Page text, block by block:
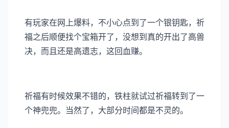
有玩家在网上爆料，不小心点到了一个银钥匙，祈
福之后顺便找个宝箱开了，没想到真的开出了高兽
决，而且还是高遗志，这回血赚。
祈福有时候效果不错的，铁柱就试过祈福转到了一
个神兜兜。当然了，大部分时间都是不灵的。